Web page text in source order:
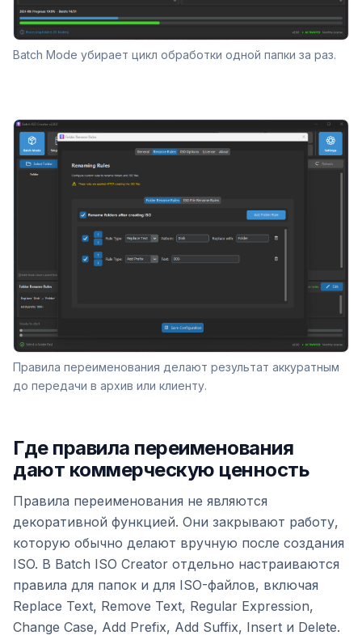
Batch Mode убирает цикл обработки одной папки за раз.
Правила переименования делают результат аккуратным
до передачи в архив или клиенту.
Где правила переименования
дают коммерческую ценность
Правила переименования не являются
декоративной функцией. Они закрывают работу,
которую обычно делают вручную после создания
ISO. В Batch ISO Creator отдельно настраиваются
правила для папок и для ISO-файлов, включая
Replace Text, Remove Text, Regular Expression,
Change Case, Add Prefix, Add Suffix, Insert и Delete.